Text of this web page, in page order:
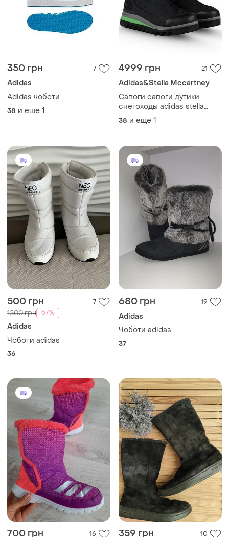
350 грн 7
Adidas
Adidas чоботи
38 и еще 1
4999 грн 21
Adidas&Stella Mccartney
Сапоги сапоги дутики
снегоходы adidas stella
mccartney оригинал
38 и еще 1
500 грн 7
1500 грн -67%
Adidas
Чоботи adidas
36
680 грн 19
Adidas
Чоботи adidas
37
700 грн 16 359 грн 10